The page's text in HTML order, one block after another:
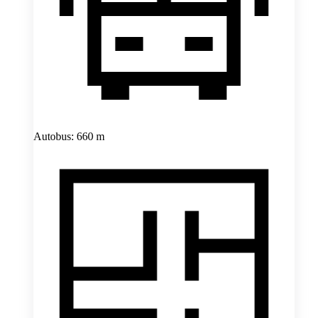
Autobus: 660 m